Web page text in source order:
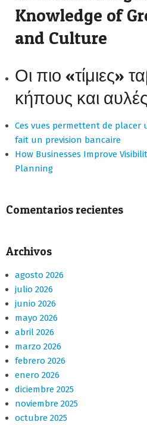
Knowledge of
and Culture
Οι πιο «τίμιες»
κήπους και αυλές
Ces vues permettent de
fait un prevision bancaire
How Businesses Improve
Planning
Comentarios recientes
Archivos
agosto 2026
julio 2026
junio 2026
mayo 2026
abril 2026
marzo 2026
febrero 2026
enero 2026
diciembre 2025
noviembre 2025
octubre 2025